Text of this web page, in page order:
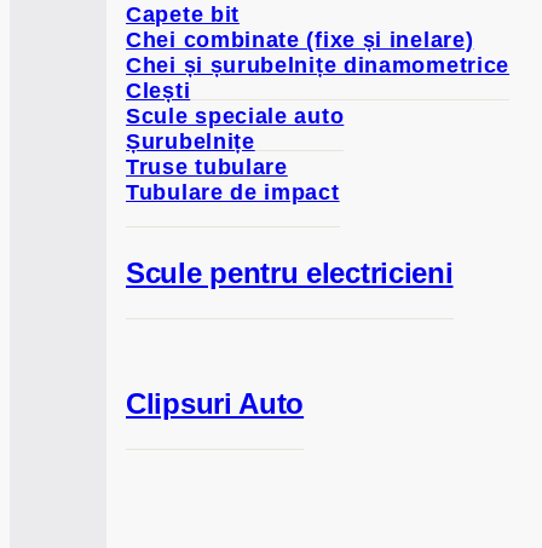
Capete bit
Chei combinate (fixe și inelare)
Chei și șurubelnițe dinamometrice
Clești
Scule speciale auto
Șurubelnițe
Truse tubulare
Tubulare de impact
Scule pentru electricieni
Clipsuri Auto